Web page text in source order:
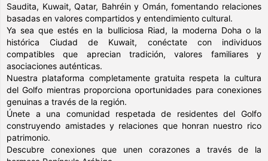
Saudita, Kuwait, Qatar, Bahréin y Omán, fomentando relaciones
basadas en valores compartidos y entendimiento cultural.
Ya sea que estés en la bulliciosa Riad, la moderna Doha o la
histórica Ciudad de Kuwait, conéctate con individuos
compatibles que aprecian tradición, valores familiares y
asociaciones auténticas.
Nuestra plataforma completamente gratuita respeta la cultura
del Golfo mientras proporciona oportunidades para conexiones
genuinas a través de la región.
Únete a una comunidad respetada de residentes del Golfo
construyendo amistades y relaciones que honran nuestro rico
patrimonio.
Descubre conexiones que unen corazones a través de la